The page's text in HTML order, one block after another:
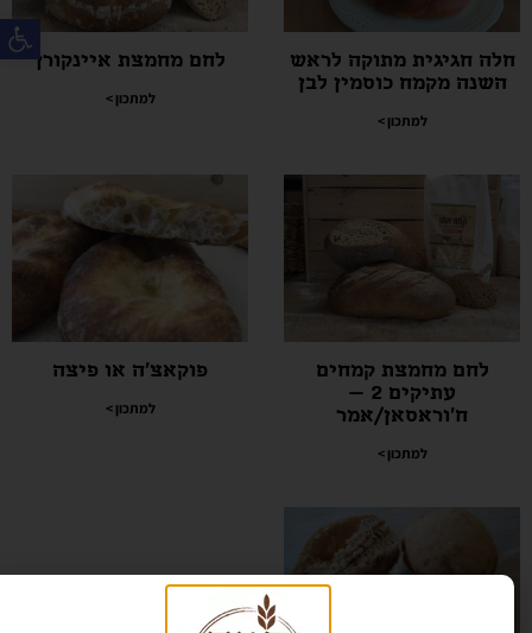
חלה חגיגית מתוקה לראש
השנה מקמח כוסמין לבן
למתכון >
לחם מחמצת איינקורן
למתכון >
לחם מחמצת קמחים
עתיקים 2 –
ח'וראסאן/אמר
למתכון >
פוקאצ'ה או פיצה
למתכון >